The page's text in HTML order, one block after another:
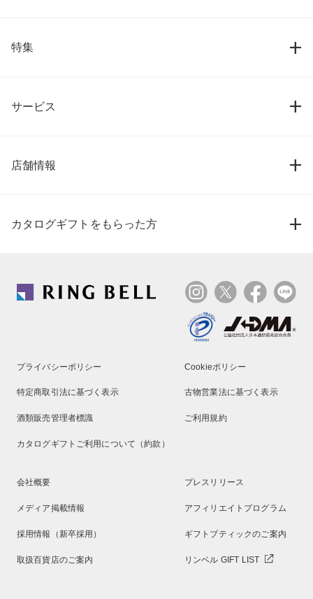
特集
サービス
店舗情報
カタログギフトをもらった方
プライバシーポリシー Cookieポリシー
特定商取引法に基づく表示 古物営業法に基づく表示
酒類販売管理者標識 ご利用規約
カタログギフトご利用について（約款）
会社概要 プレスリリース
メディア掲載情報 アフィリエイトプログラム
採用情報（新卒採用） ギフトブティックのご案内
取扱百貨店のご案内 リンベル GIFT LIST